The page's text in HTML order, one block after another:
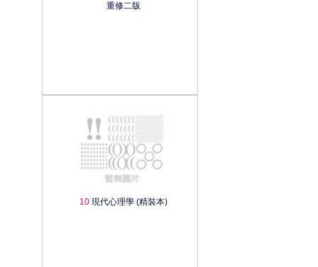
重修二版
10現代心理學 (精裝本)